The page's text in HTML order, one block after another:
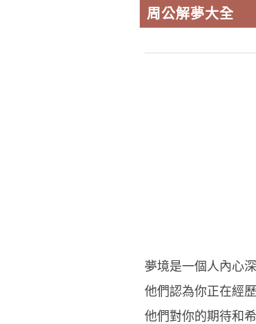
周公解夢大全
夢境是一個人內心
他們認為你正在經
他們對你的期待和